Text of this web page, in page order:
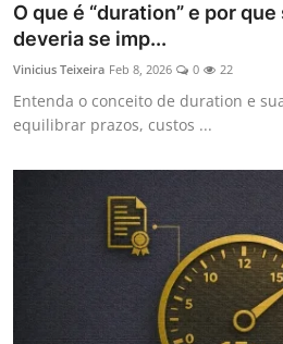
O que é “duration” e por
deveria se imp...
Vinicius Teixeira Feb 8, 2026 0 22
Entenda o conceito de duration e
equilibrar prazos, custos ...